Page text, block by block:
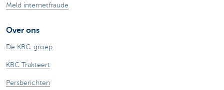
Meld internetfraude
Over ons
De KBC-groep
KBC Trakteert
Persberichten